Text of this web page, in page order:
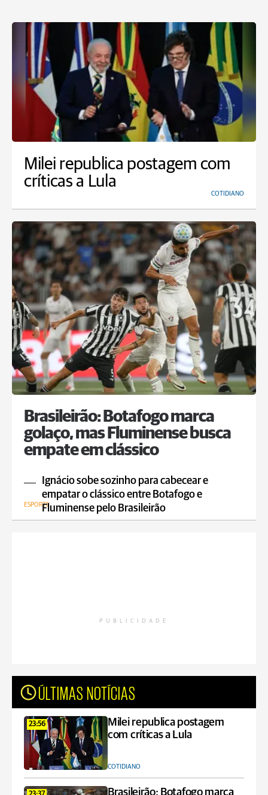
Milei republica postagem com
críticas a Lula
COTIDIANO
Brasileirão: Botafogo marca
golaço, mas Fluminense busca
empate em clássico
Ignácio sobe sozinho para cabecear e
empatar o clássico entre Botafogo e
Fluminense pelo Brasileirão
ESPORTE
PUBLICIDADE
ÚLTIMAS NOTÍCIAS
23:56
Milei republica postagem
com críticas a Lula
COTIDIANO
Brasileirão: Botafogo marca